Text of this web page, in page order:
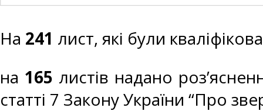
На 241 лист, які були
на 165 листів надано
статті 7 Закону України “Про